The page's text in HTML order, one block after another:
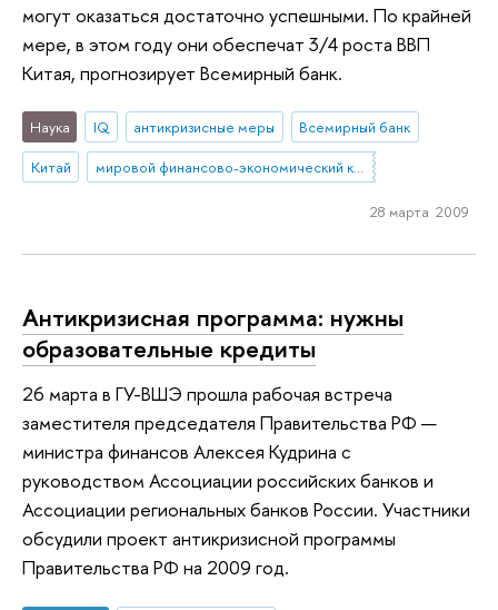
могут оказаться достаточно успешными. По крайней
мере, в этом году они обеспечат 3/4 роста ВВП
Китая, прогнозирует Всемирный банк.
Наука IQ антикризисные меры
Всемирный банк
Китай
мировой финансово-экономический кризис
28 марта 2009
Антикризисная программа: нужны
образовательные кредиты
26 марта в ГУ-ВШЭ прошла рабочая встреча
заместителя председателя Правительства РФ —
министра финансов Алексея Кудрина с
руководством Ассоциации российских банков и
Ассоциации региональных банков России. Участники
обсудили проект антикризисной программы
Правительства РФ на 2009 год.